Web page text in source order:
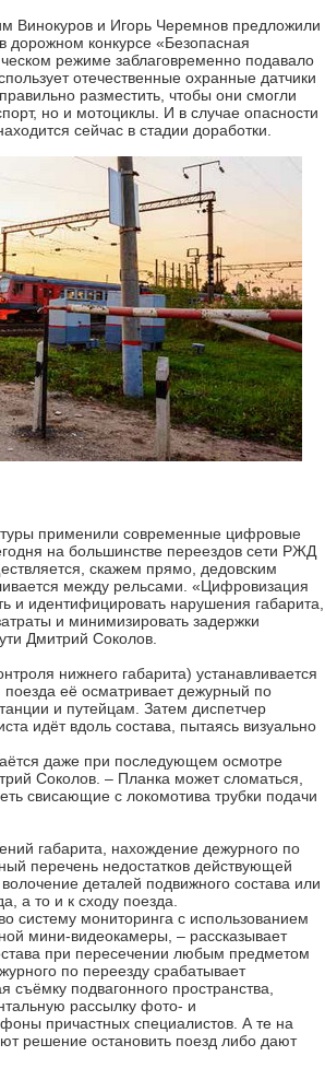
Винокуров и Игорь Черемнов предложили
дорожном конкурсе «Безопасная
режиме заблаговременно подавало
отечественные охранные датчики
разместить, чтобы они смогли
но и мотоциклы. И в случае опасности
сейчас в стадии доработки.
применили современные цифровые
на большинстве переездов сети РЖД
скажем прямо, дедовским
между рельсами. «Цифровизация
и идентифицировать нарушения габарита,
и минимизировать задержки
Дмитрий Соколов.
нижнего габарита) устанавливается
её осматривает дежурный по
и путейцам. Затем диспетчер
идёт вдоль состава, пытаясь визуально
даже при последующем осмотре
Соколов. – Планка может сломаться,
свисающие с локомотива трубки подачи
габарита, нахождение дежурного по
перечень недостатков действующей
деталей подвижного состава или
а то и к сходу поезда.
систему мониторинга с использованием
мини-видеокамеры, – рассказывает
при пересечении любым предметом
по переезду срабатывает
подвагонного пространства,
рассылку фото- и
причастных специалистов. А те на
решение остановить поезд либо дают